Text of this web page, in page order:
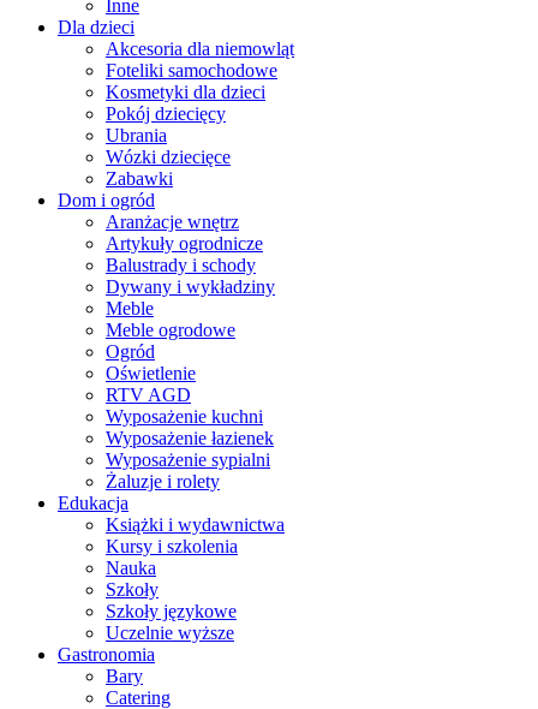
Inne
Dla dzieci
Akcesoria dla niemowląt
Foteliki samochodowe
Kosmetyki dla dzieci
Pokój dziecięcy
Ubrania
Wózki dziecięce
Zabawki
Dom i ogród
Aranżacje wnętrz
Artykuły ogrodnicze
Balustrady i schody
Dywany i wykładziny
Meble
Meble ogrodowe
Ogród
Oświetlenie
RTV AGD
Wyposażenie kuchni
Wyposażenie łazienek
Wyposażenie sypialni
Żaluzje i rolety
Edukacja
Książki i wydawnictwa
Kursy i szkolenia
Nauka
Szkoły
Szkoły językowe
Uczelnie wyższe
Gastronomia
Bary
Catering